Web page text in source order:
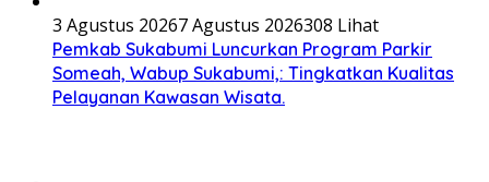
3 Agustus 20267 Agustus 2026308 Lihat
Pemkab Sukabumi Luncurkan Program Parkir
Someah, Wabup Sukabumi,: Tingkatkan Kualitas
Pelayanan Kawasan Wisata.